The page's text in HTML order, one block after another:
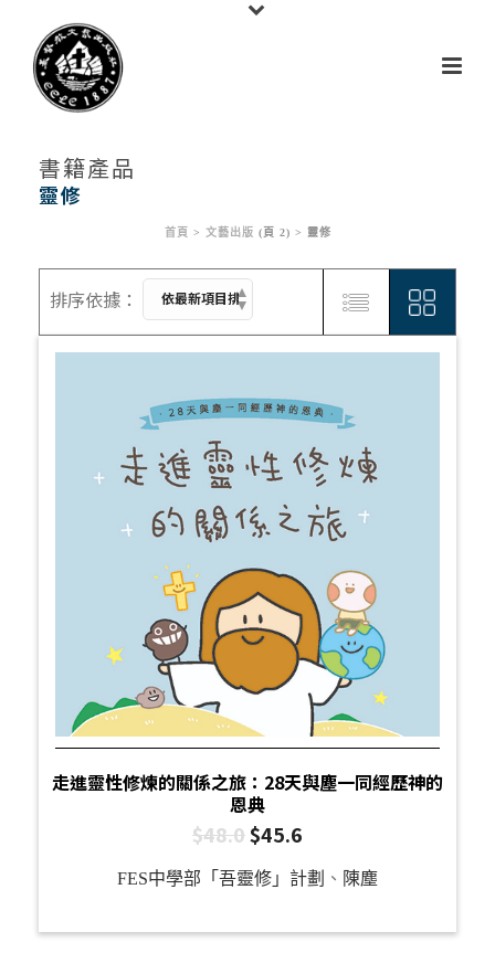
書籍產品
首頁 > 文藝出版 (頁 2) > 靈修
靈修
走進靈性修煉的關係之旅：28天與塵一同經歷神的
恩典
$48.0$45.6
FES中學部「吾靈修」計劃 、 陳塵